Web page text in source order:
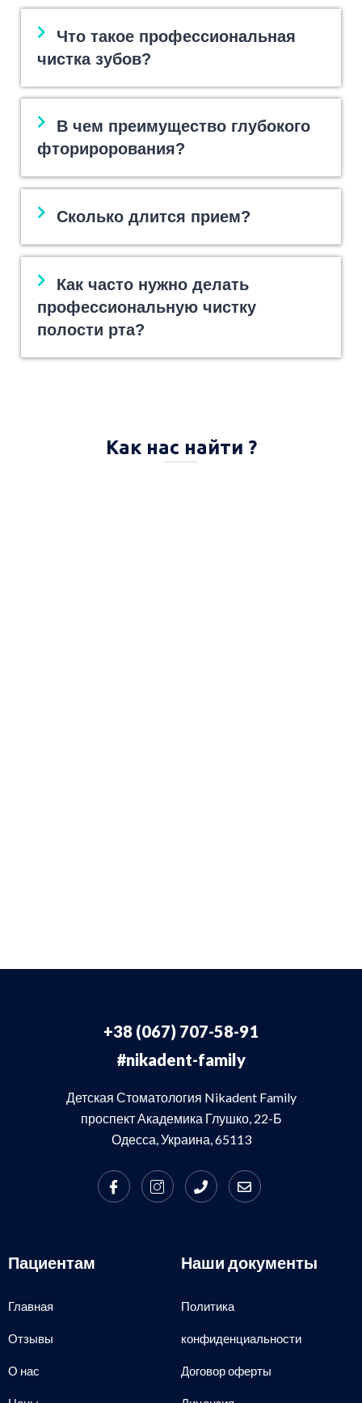
Что такое профессиональная
чистка зубов?
В чем преимущество глубокого
фторирорования?
Сколько длится прием?
Как часто нужно делать
профессиональную чистку
полости рта?
Как нас найти ?
+38 (067) 707-58-91
#nikadent-family
Детская Стоматология Nikadent Family
проспект Академика Глушко, 22-Б
Одесса, Украина, 65113
Пациентам
Главная
Отзывы
О нас
Наши документы
Политика
конфиденциальности
Договор оферты